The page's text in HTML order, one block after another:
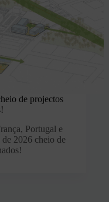
de projectos
Portugal e
de 2026 cheio de